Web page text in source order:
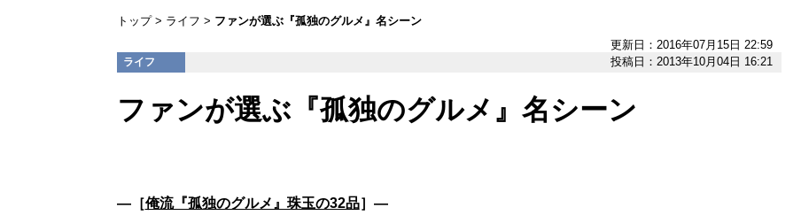
トップ ライフ
ファンが選ぶ『孤独のグルメ』名シーン
更新日：2016年07月15日 22:59
ライフ 投稿日：2013年10月04日 16:21
ファンが選ぶ『孤独のグルメ』名シーン
―［俺流『孤独のグルメ』珠玉の32品］―